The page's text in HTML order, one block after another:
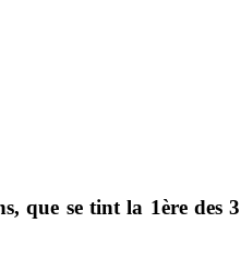
, que se tint la 1ère des